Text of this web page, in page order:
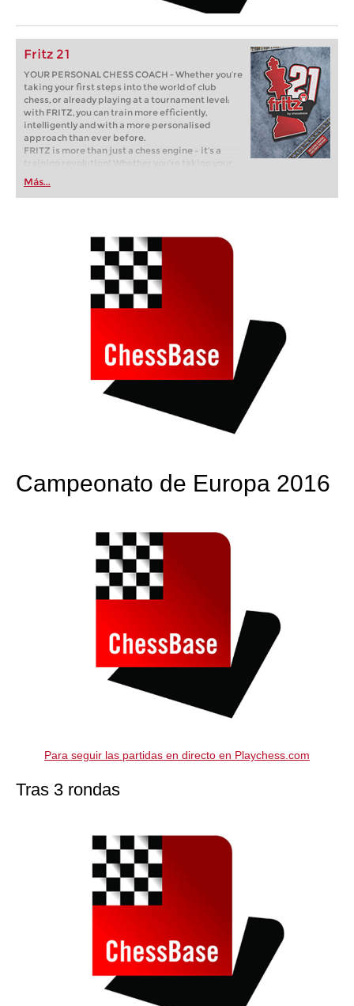
Fritz 21
YOUR PERSONAL CHESS COACH - Whether you’re
taking your first steps into the world of club
chess, or already playing at a tournament level:
with FRITZ, you can train more efficiently,
intelligently and with a more personalised
approach than ever before.
FRITZ is more than just a chess engine – it’s a
training revolution! Whether you’re taking your
first steps into the world of club chess, or already
playing at a tournament level: with FRITZ, you can
train more efficiently, intelligently and with a
Más...
Campeonato de Europa 2016
Para seguir las partidas en directo en Playchess.com
Tras 3 rondas